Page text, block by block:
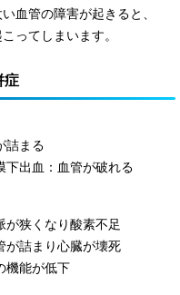
血管の障害が起きると、
ってしまいます。
症
詰まる
下出血：血管が破れる
が狭くなり酸素不足
が詰まり心臓が壊死
機能が低下